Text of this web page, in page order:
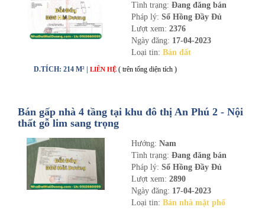
Tình trạng: Đang đăng bán
Pháp lý: Sổ Hồng Đầy Đủ
Lượt xem: 2376
Ngày đăng: 17-04-2023
Loại tin: Bán đất
D.TÍCH: 214 M² | LIÊN HỆ ( trên tổng diện tích )
Bán gấp nhà 4 tầng tại khu đô thị An Phú 2 - Nội
thất gỗ lim sang trọng
Hướng: Nam
Tình trạng: Đang đăng bán
Pháp lý: Sổ Hồng Đầy Đủ
Lượt xem: 2890
Ngày đăng: 17-04-2023
Loại tin: Bán nhà mặt phố